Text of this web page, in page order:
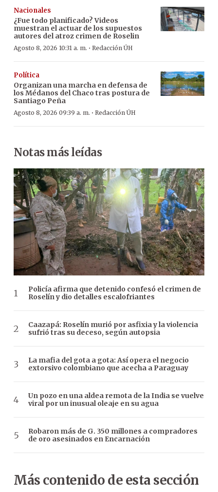
Nacionales
¿Fue todo planificado? Videos
muestran el actuar de los supuestos
autores del atroz crimen de Roselin
Agosto 8, 2026 10:31 a. m. · Redacción ÚH
Política
Organizan una marcha en defensa de
los Médanos del Chaco tras postura de
Santiago Peña
Agosto 8, 2026 09:39 a. m. · Redacción ÚH
Notas más leídas
Policía afirma que detenido confesó el crimen de
Roselín y dio detalles escalofriantes
Caazapá: Roselín murió por asfixia y la violencia
sufrió tras su deceso, según autopsia
La mafia del gota a gota: Así opera el negocio
extorsivo colombiano que acecha a Paraguay
Un pozo en una aldea remota de la India se vuelve
viral por un inusual oleaje en su agua
Robaron más de G. 350 millones a compradores
de oro asesinados en Encarnación
Más contenido de esta sección